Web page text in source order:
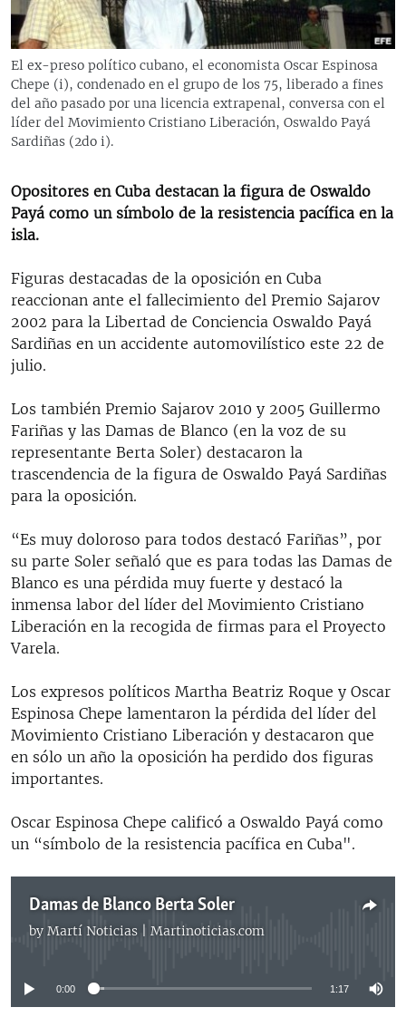
RADIO MARTÍ
ESPECIALES
ESPECIALES
LA REALIDAD DE LA VIVIENDA EN CUBA
SER VIEJO EN CUBA
LOS SANTOS DE HIALEAH
DESINFORMACIÓN RUSA EN AMÉRICA LATINA
LA INVASIÓN DE RUSIA A UCRANIA
MULTIMEDIA
EDITORIALES
El ex-preso político cubano, el economista Oscar Espinosa
Chepe (i), condenado en el grupo de los 75, liberado a fines
del año pasado por una licencia extrapenal, conversa con el
líder del Movimiento Cristiano Liberación, Oswaldo Payá
Sardiñas (2do i).
Opositores en Cuba destacan la figura de Oswaldo
Payá como un símbolo de la resistencia pacífica en la
isla.
Figuras destacadas de la oposición en Cuba
reaccionan ante el fallecimiento del Premio Sajarov
2002 para la Libertad de Conciencia Oswaldo Payá
Sardiñas en un accidente automovilístico este 22 de
julio.
Los también Premio Sajarov 2010 y 2005 Guillermo
Fariñas y las Damas de Blanco (en la voz de su
representante Berta Soler) destacaron la
trascendencia de la figura de Oswaldo Payá Sardiñas
para la oposición.
“Es muy doloroso para todos destacó Fariñas”, por
su parte Soler señaló que es para todas las Damas de
Blanco es una pérdida muy fuerte y destacó la
inmensa labor del líder del Movimiento Cristiano
Liberación en la recogida de firmas para el Proyecto
Varela.
Los expresos políticos Martha Beatriz Roque y Oscar
Espinosa Chepe lamentaron la pérdida del líder del
Movimiento Cristiano Liberación y destacaron que
en sólo un año la oposición ha perdido dos figuras
importantes.
Oscar Espinosa Chepe calificó a Oswaldo Payá como
un “símbolo de la resistencia pacífica en Cuba".
Damas de Blanco Berta Soler
by Martí Noticias | Martinoticias.com
No media source currently available
0:00 1:17